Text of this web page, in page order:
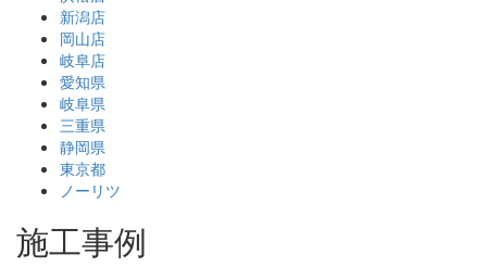
新潟店
岡山店
岐阜店
愛知県
岐阜県
三重県
静岡県
東京都
ノーリツ
施工事例